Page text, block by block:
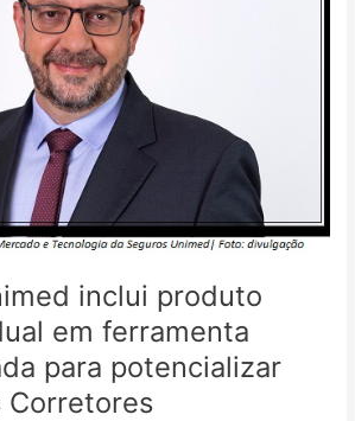
inclui produto
em ferramenta
para potencializar
Corretores